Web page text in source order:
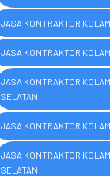
JASA KONTRAKTOR
JASA KONTRAKTOR
JASA KONTRAKTOR
SELATAN
JASA KONTRAKTOR
JASA KONTRAKTOR
SELATAN